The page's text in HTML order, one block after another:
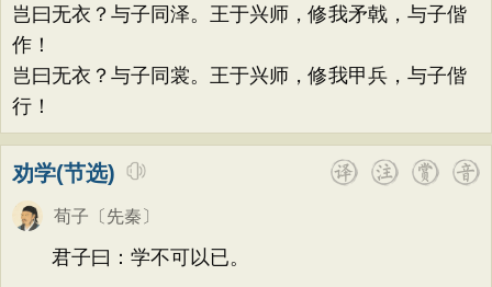
岂曰无衣？与子同泽。王于兴师，修我矛戟，与子偕
作！
岂曰无衣？与子同裳。王于兴师，修我甲兵，与子偕
行！
劝学(节选)
荀子 〔先秦〕
君子曰：学不可以已。